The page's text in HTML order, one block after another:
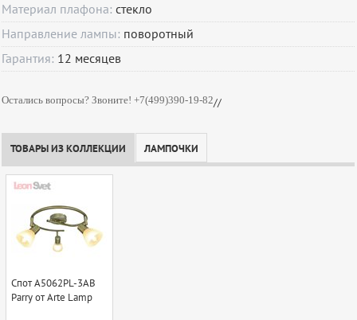
Материал плафона:стекло
Направление лампы: поворотный
Гарантия: 12 месяцев
Остались вопросы? Звоните! +7(499)390-19-82//
ТОВАРЫ ИЗ КОЛЛЕКЦИИ ЛАМПОЧКИ
Спот A5062PL-3AB
Parry от Arte Lamp